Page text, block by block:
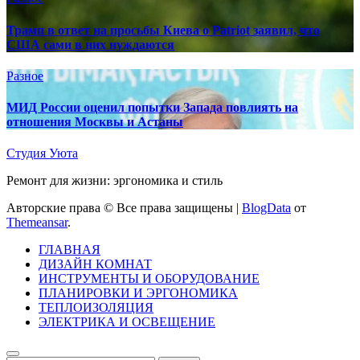
Трамп в ответ на просьбы Киева о Patriot заявил, что
США сами в них нуждаются
Разное
МИД России оценил попытки Запада повлиять на
отношения Москвы и Астаны
Студия Уюта
Ремонт для жизни: эргономика и стиль
Авторские права © Все права защищены | BlogData от
Themeansar.
ГЛАВНАЯ
ДИЗАЙН КОМНАТ
ИНСТРУМЕНТЫ И ОБОРУДОВАНИЕ
ПЛАНИРОВКИ И ЭРГОНОМИКА
ТЕПЛОИЗОЛЯЦИЯ
ЭЛЕКТРИКА И ОСВЕЩЕНИЕ